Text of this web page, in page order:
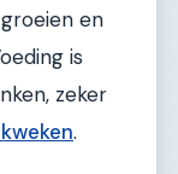
en
is
zeker
.